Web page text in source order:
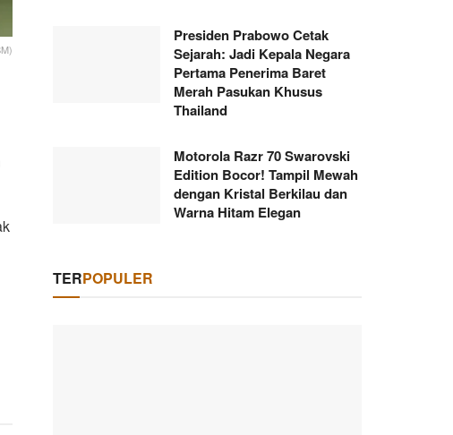
Presiden Prabowo Cetak
Sejarah: Jadi Kepala Negara
Pertama Penerima Baret
Merah Pasukan Khusus
Thailand
Motorola Razr 70 Swarovski
Edition Bocor! Tampil Mewah
dengan Kristal Berkilau dan
Warna Hitam Elegan
TERPOPULER